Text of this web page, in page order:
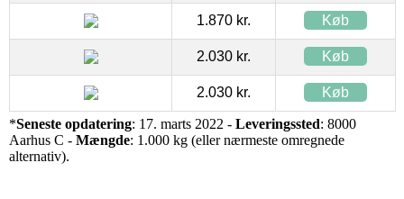
1.870 kr. Køb
2.030 kr. Køb
2.030 kr. Køb
*Seneste opdatering: 17. marts 2022 - Leveringssted: 8000
Aarhus C - Mængde: 1.000 kg (eller nærmeste omregnede
alternativ).